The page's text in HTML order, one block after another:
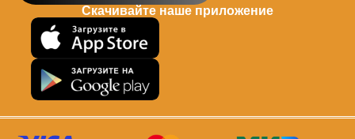
Скачивайте наше приложение